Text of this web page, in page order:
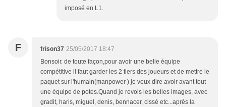
imposé en L1.
F frison37 25/05/2017 18:47
Bonsoir. de toute façon,pour avoir une belle équipe
compétitive il faut garder les 2 tiers des joueurs et de mettre le
paquet sur l'humain(manpower ) je veux dire avoir avant tout
une équipe de potes.Quand je revois les belles images, avec
gradit, haris, miguel, denis, bennacer, cissé etc...après la